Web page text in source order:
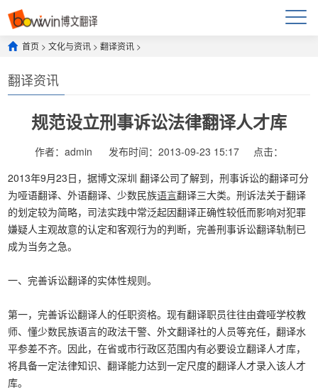
首页 >文化与资讯 >翻译资讯 >
翻译资讯
规范设立刑事诉讼法律翻译人才库
作者：admin 发布时间：2013-09-23 15:17
点击：
2013年9月23日，据博文深圳 翻译公司了解到，刑事诉讼的翻译可分
为哑语翻译、外语翻译、少数民族语言翻译三大类。刑诉法关于翻译
的划定较为简略，司法实践中常泛起因翻译正确性较低而影响对犯罪
嫌疑人主观故意的认定和客观行为的判断，完善刑事诉讼翻译轨制已
成为当务之急。
一、完善诉讼翻译的实体性规则。
第一，完善诉讼翻译人的任职资格。现有翻译职员往往由聋哑学校教
师、懂少数民族语言的政法干警、外文翻译社的人员等充任，翻译水
平参差不齐。因此，在省或市行政区范围内有必要设立翻译人才库，
将具备一定法律知识、翻译能力达到一定尺度的翻译人才录入该人才
库。